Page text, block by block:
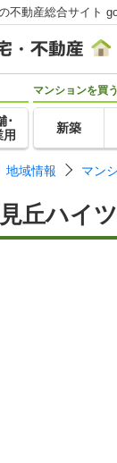
不動産総合サイト
･
用
マンションを買う
新築
地域情報 マン
丘ハイ